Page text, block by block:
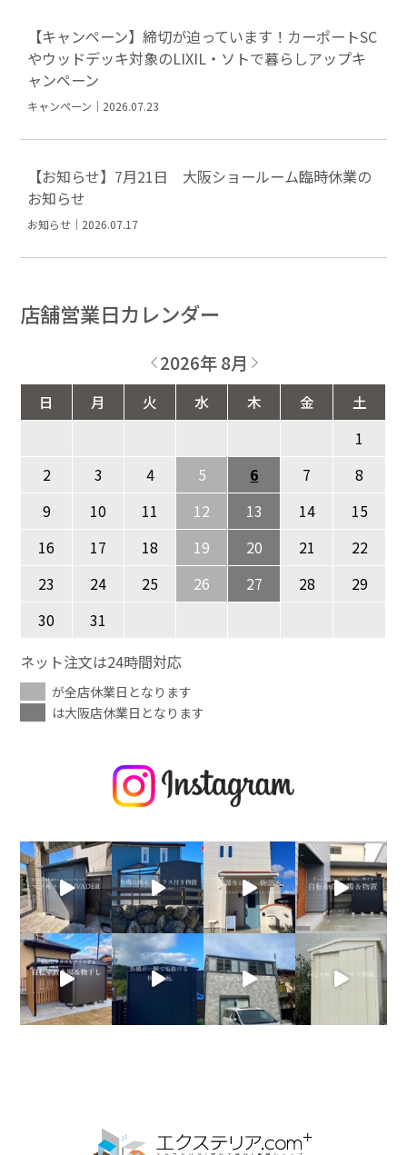
【キャンペーン】締切が迫っています！カーポートSC
やウッドデッキ対象のLIXIL・ソトで暮らしアップキ
ャンペーン
キャンペーン｜2026.07.23
【お知らせ】7月21日 大阪ショールーム臨時休業の
お知らせ
お知らせ｜2026.07.17
店舗営業日カレンダー
2026年 8月
日 月 火 水 木 金
土
1
2
3 4 5 6 7
8
9
10 11 12 13 14
15
16
17 18 19 20 21
22
23
24 25 26 27 28
29
30
31
ネット注文は24時間対応
が全店休業日となります
は大阪店休業日となります